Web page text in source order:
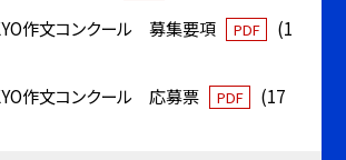
作文コンクール 募集要項
PDF
(1
作文コンクール 応募票
PDF
(17